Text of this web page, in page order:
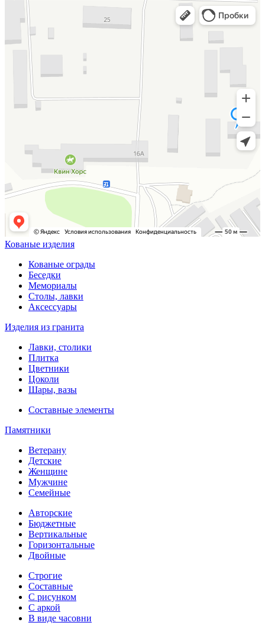
Кованые изделия
Кованые ограды
Беседки
Мемориалы
Столы, лавки
Аксессуары
Изделия из гранита
Лавки, столики
Плитка
Цветники
Цоколи
Шары, вазы
Составные элементы
Памятники
Ветерану
Детские
Женщине
Мужчине
Семейные
Авторские
Бюджетные
Вертикальные
Горизонтальные
Двойные
Строгие
Составные
С рисунком
С аркой
В виде часовни